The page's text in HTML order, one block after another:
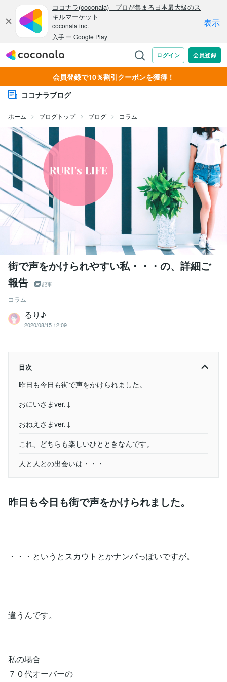
会員登録で10％割引クーポンを獲得！
ココナラブログ
ホーム ブログトップ ブログ コラム
街で声をかけられやすい私・・・の、詳細ご
報告
記事
コラム
るり♪
2020/08/15 12:09
目次
昨日も今日も街で声をかけられました。
おにいさまver.↓
おねえさまver.↓
これ、どちらも楽しいひとときなんです。
人と人との出会いは・・・
昨日も今日も街で声をかけられました。
・・・というとスカウトとかナンパっぽいですが。
違うんです。
私の場合
７０代オーバーの